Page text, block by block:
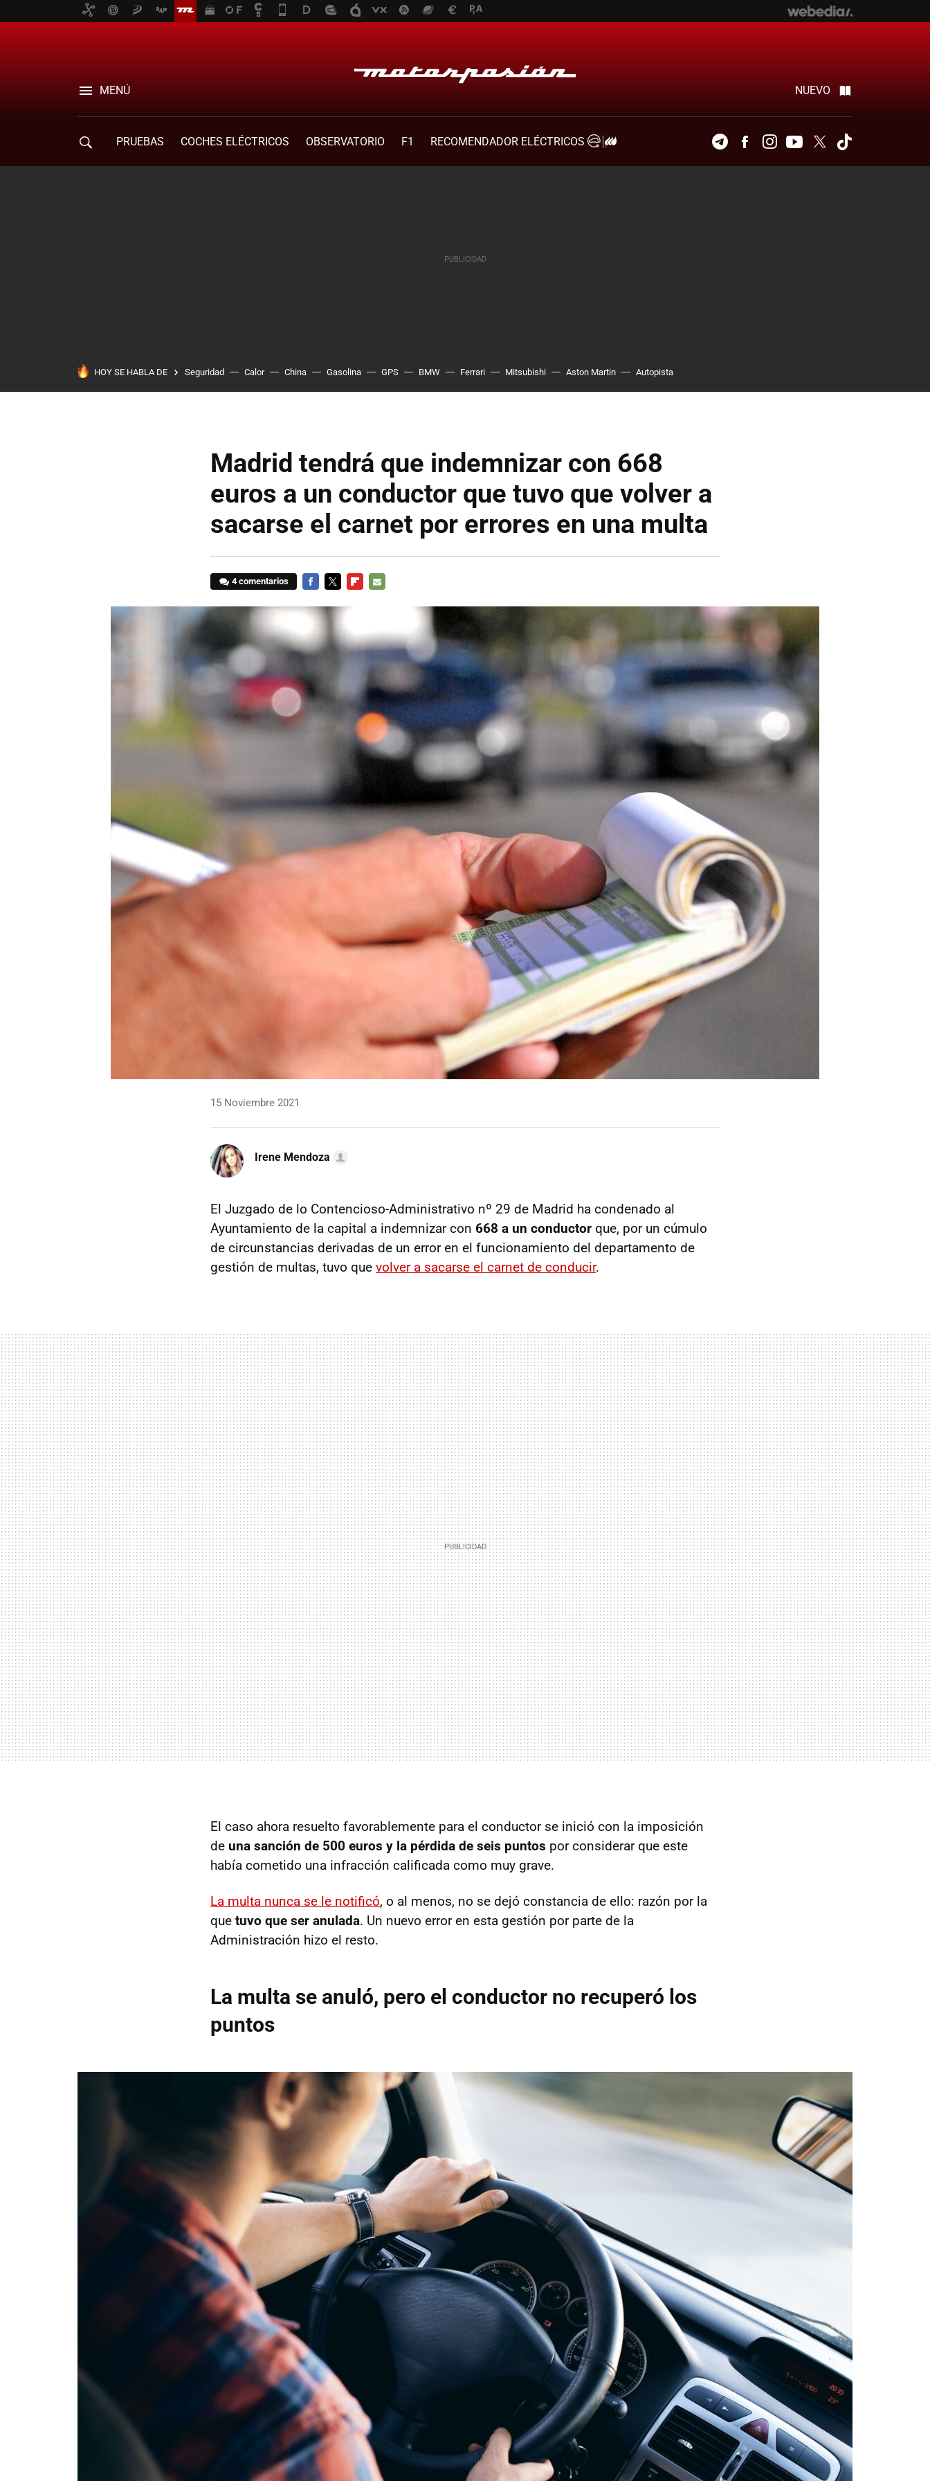
MENÚ NUEVO
PRUEBAS COCHES ELÉCTRICOS OBSERVATORIO F1
RECOMENDADOR ELÉCTRICOS
TelegramFacebookInstagramYoutubeTwitter
HOY SE HABLA DE Seguridad Calor China Gasolina GPS BMW Ferrari Mitsubishi Aston Martin Autopista
Madrid tendrá que indemnizar con 668
euros a un conductor que tuvo que volver a
sacarse el carnet por errores en una multa
4 comentarios
15 Noviembre 2021
Irene Mendoza
El Juzgado de lo Contencioso-Administrativo nº 29 de Madrid ha condenado al
Ayuntamiento de la capital a indemnizar con 668 a un conductor que, por un cúmulo
de circunstancias derivadas de un error en el funcionamiento del departamento de
gestión de multas, tuvo que volver a sacarse el carnet de conducir.
El caso ahora resuelto favorablemente para el conductor se inició con la imposición
de una sanción de 500 euros y la pérdida de seis puntos por considerar que este
había cometido una infracción calificada como muy grave.
La multa nunca se le notificó, o al menos, no se dejó constancia de ello: razón por la
que tuvo que ser anulada. Un nuevo error en esta gestión por parte de la
Administración hizo el resto.
La multa se anuló, pero el conductor no recuperó los
puntos